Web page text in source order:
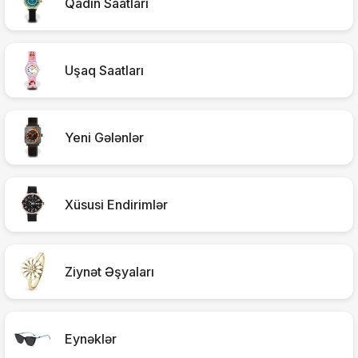
Qadın Saatları
Uşaq Saatları
Yeni Gələnlər
Xüsusi Endirimlər
Ziynət Əşyaları
Eynəklər